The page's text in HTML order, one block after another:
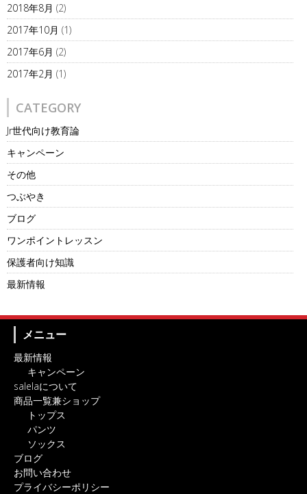
2018年8月 (2)
2017年10月 (1)
2017年6月 (2)
2017年2月 (1)
CATEGORY
Jr世代向け教育論
キャンペーン
その他
つぶやき
ブログ
ワンポイントレッスン
保護者向け知識
最新情報
メニュー
最新情報
キャンペーン
salelaについて
商品一覧兼ショップ
トップス
パンツ
ソックス
ブログ
お問い合わせ
プライバシーポリシー